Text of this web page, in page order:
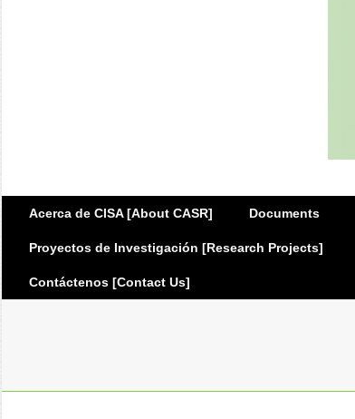
Acerca de CISA [About CASR] Documents
Proyectos de Investigación [Research Projects]
Contáctenos [Contact Us]